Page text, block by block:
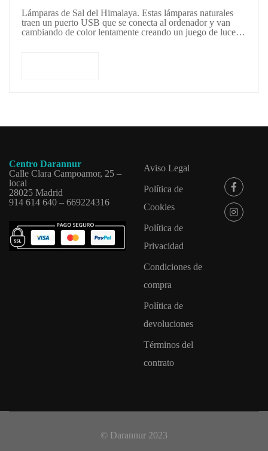
Lámparas de Sal del Himalaya. Estas lámparas naturales
traen un puerto USB que se conecta al ordenador y van
cambiando de color lentamente creando un juego de luces
Centro Darannur
Calle Clara Campoamor, 25 –
local
28025 Madrid
914 614 640 – 669224316
Aviso Legal
Política de
Cookies
Política de
Privacidad
Condiciones de
compra
Política de
devoluciones
Términos del
contrato
© Darannur 2023